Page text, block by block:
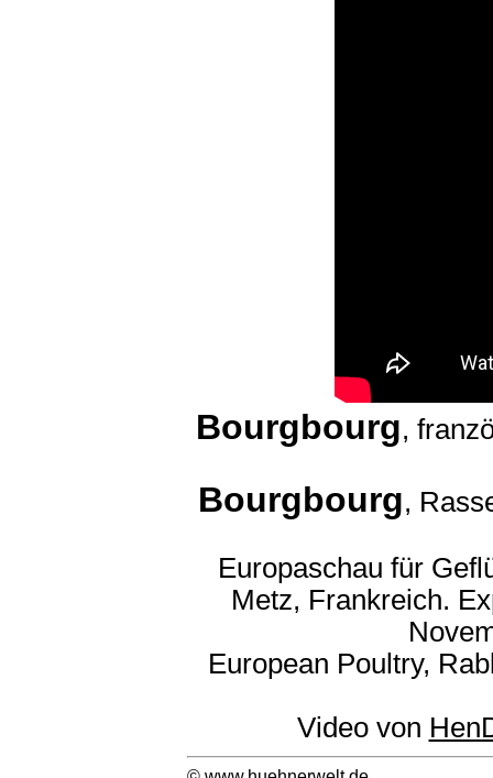
Bourgbourg,
Bourgbourg,
Europaschau für
Metz, Frankreich.
European Poultry,
Video von